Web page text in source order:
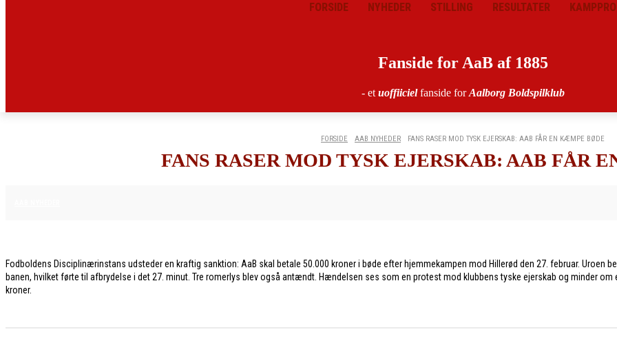
FORSIDE NYHEDER STILLING RESULTATER
Fanside for AaB af 1885
- et uoffiicielfanside forAalborg Boldspilklub
FORSIDE AAB NYHEDER FANS RASER MOD TYSK EJERSKAB: AAB FÅR EN KÆMPE BØDE
FANS RASER MOD TYSK EJERSKAB: AAB FÅR
Fodboldens Disciplinærinstans udsteder en kraftig sanktion: AaB skal betale 50.000 kroner i bøde efter hjemmekampen mod Hillerød den 27. februar. Uroen
banen, hvilket førte til afbrydelse i det 27. minut. Tre romerlys blev også antændt. Hændelsen ses som en protest mod klubbens tyske ejerskab og minder
kroner.